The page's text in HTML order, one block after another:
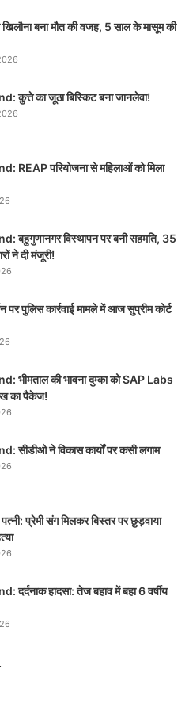
बना मौत की वजह, 5 साल के मासूम की
कुत्ते का जूठा बिस्किट बना जानलेवा!
REAP परियोजना से महिलाओं को मिला
बहुगुणानगर विस्थापन पर बनी सहमति, 35
ने दी मंजूरी!
पर पुलिस कार्रवाई मामले में आज सुप्रीम कोर्ट
भीमताल की भावना दुम्का को SAP Labs
का पैकेज!
सीडीओ ने विकास कार्यों पर कसी लगाम
पत्नी: प्रेमी संग मिलकर बिस्तर पर छुड़वाया
दर्दनाक हादसा: तेज बहाव में बहा 6 वर्षीय